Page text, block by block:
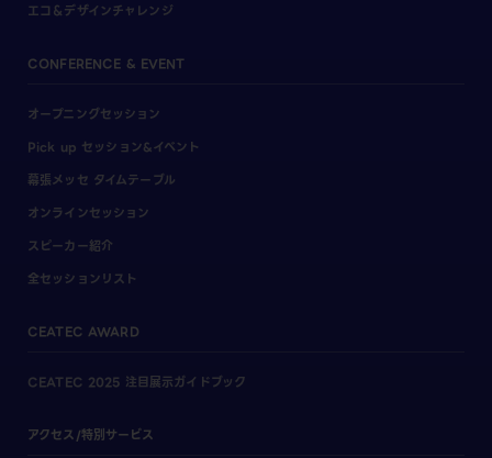
エコ＆デザインチャレンジ
CONFERENCE & EVENT
オープニングセッション
Pick up セッション&イベント
幕張メッセ タイムテーブル
オンラインセッション
スピーカー紹介
全セッションリスト
CEATEC AWARD
CEATEC 2025 注目展示ガイドブック
アクセス/特別サービス